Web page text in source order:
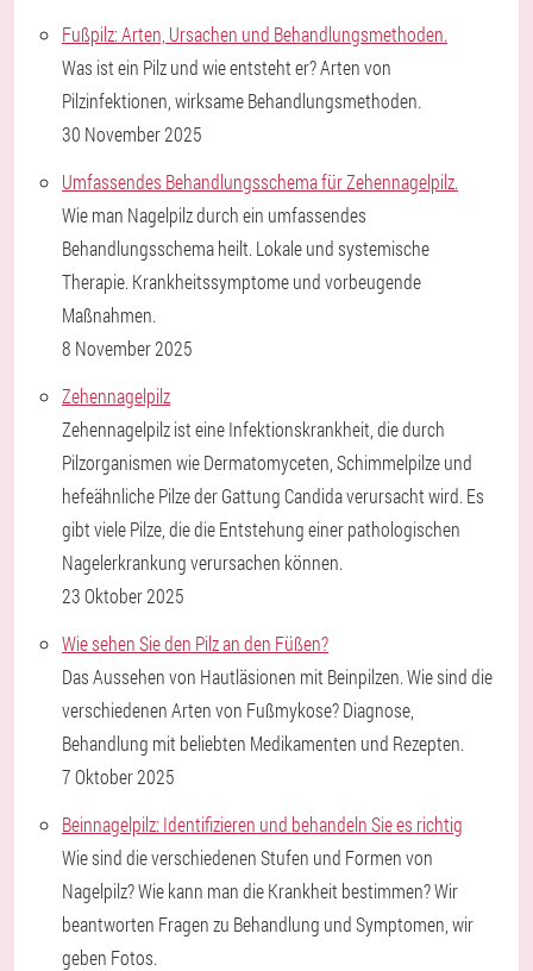
Fußpilz: Arten, Ursachen und Behandlungsmethoden.
Was ist ein Pilz und wie entsteht er? Arten von
Pilzinfektionen, wirksame Behandlungsmethoden.
30 November 2025
Umfassendes Behandlungsschema für Zehennagelpilz.
Wie man Nagelpilz durch ein umfassendes
Behandlungsschema heilt. Lokale und systemische
Therapie. Krankheitssymptome und vorbeugende
Maßnahmen.
8 November 2025
Zehennagelpilz
Zehennagelpilz ist eine Infektionskrankheit, die durch
Pilzorganismen wie Dermatomyceten, Schimmelpilze und
hefeähnliche Pilze der Gattung Candida verursacht wird. Es
gibt viele Pilze, die die Entstehung einer pathologischen
Nagelerkrankung verursachen können.
23 Oktober 2025
Wie sehen Sie den Pilz an den Füßen?
Das Aussehen von Hautläsionen mit Beinpilzen. Wie sind die
verschiedenen Arten von Fußmykose? Diagnose,
Behandlung mit beliebten Medikamenten und Rezepten.
7 Oktober 2025
Beinnagelpilz: Identifizieren und behandeln Sie es richtig
Wie sind die verschiedenen Stufen und Formen von
Nagelpilz? Wie kann man die Krankheit bestimmen? Wir
beantworten Fragen zu Behandlung und Symptomen, wir
geben Fotos.